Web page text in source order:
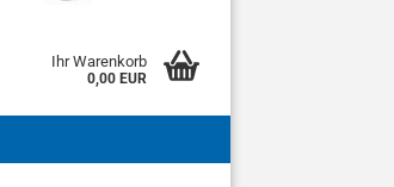
Ihr Warenkorb
0,00 EUR